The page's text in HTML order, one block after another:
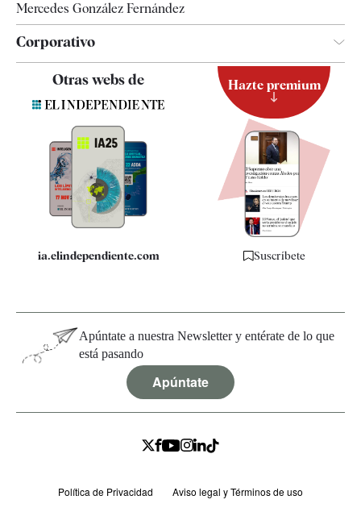
Mercedes González Fernández
Corporativo
Contacto
Quiénes somos
Especificaciones
Otras webs de
ia.elindependiente.com
Hazte premium
Suscríbete
Apúntate a nuestra Newsletter y entérate de lo que
está pasando
Apúntate
Política de Privacidad
Aviso legal y Términos de uso